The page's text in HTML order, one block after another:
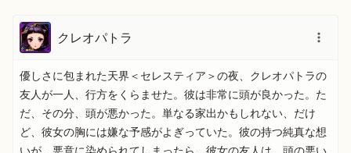
クレオパトラ
優しさに包まれた天界＜セレスティア＞の夜、クレオパトラの
友人が一人、行方をくらませた。彼は非常に頭が良かった。た
だ、その分、頭が悪かった。単なる家出かもしれない、だけ
ど、彼女の胸には嫌な予感がよぎっていた。彼の持つ純真な想
いが、悪意に染められてしまったら、彼女の友人は、頭の悪い